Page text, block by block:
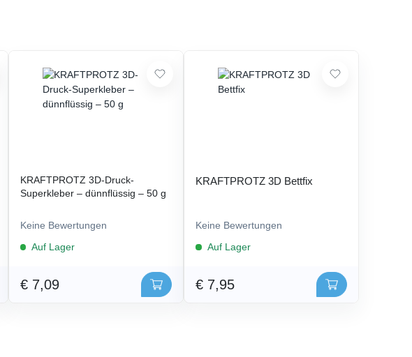
KRAFTPROTZ 3D-Druck-
Superkleber – dünnflüssig – 50 g
Keine Bewertungen
Auf Lager
€ 7,09
KRAFTPROTZ 3D Bettfix
Keine Bewertungen
Auf Lager
€ 7,95